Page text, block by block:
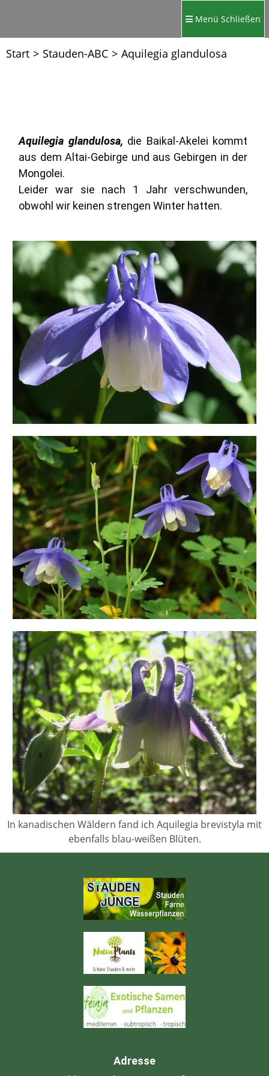
Menü Schließen
Start > Stauden-ABC > Aquilegia glandulosa
Aquilegia glandulosa, die Baikal-Akelei kommt
aus dem Altai-Gebirge und aus Gebirgen in der
Mongolei.
Leider war sie nach 1 Jahr verschwunden,
obwohl wir keinen strengen Winter hatten.
In kanadischen Wäldern fand ich Aquilegia brevistyla mit
ebenfalls blau-weißen Blüten.
Adresse